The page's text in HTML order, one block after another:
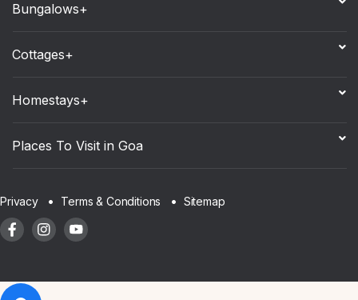
Bungalows+
Cottages+
Homestays+
Places To Visit in Goa
Privacy Terms & Conditions Sitemap